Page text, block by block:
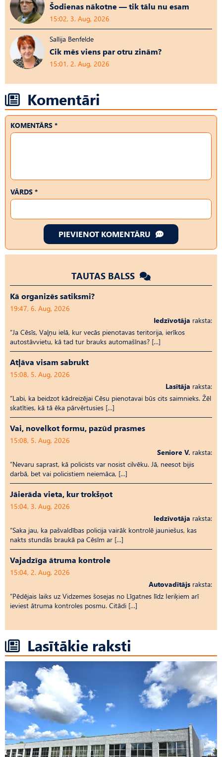
Šodienas nākotne — tik tālu nu esam
15:02, 3. Aug, 2026
Sallija Benfelde
Cik mēs viens par otru zinām?
15:01, 2. Aug, 2026
Komentāri
KOMENTĀRS *
VĀRDS *
PIEVIENOT KOMENTĀRU
TAUTAS BALSS
Kā organizēs satiksmi?
19:47, 6. Aug, 2026
Iedzīvotāja raksta:
“Ja Cēsīs, Vaļņu ielā, kur vecās pienotavas teritorija, ierīkos
autostāvvietu, kā tad tur brauks automašīnas? […]
Atļāva visam sabrukt
15:08, 5. Aug, 2026
Lasītāja raksta:
“Labi, ka beidzot kādreizējai Cēsu pienotavai būs cits saimnieks. Žēl
skatīties, kā tā ēka pārvērtusies […]
Vai, novelkot formu, pazūd prasmes
15:08, 5. Aug, 2026
Seniore V. raksta:
“Nevaru saprast, kā policists var nosist cilvēku. Jā, neesot bijis
darbā, bet vai policistiem neiemāca, […]
Jāierāda vieta, kur trokšņot
15:04, 3. Aug, 2026
Iedzīvotāja raksta:
“Saka jau, ka pašvaldības policija vairāk kontrolē jauniešus, kas
nakts stundās braukā pa Cēsīm ar […]
Vajadzīga ātruma kontrole
15:04, 2. Aug, 2026
Autovadītājs raksta:
“Pēdējais laiks uz Vid­ze­mes šosejas no Līgatnes līdz Ieriķiem arī
ieviest ātruma kontroles posmu. Citādi […]
Lasītākie raksti